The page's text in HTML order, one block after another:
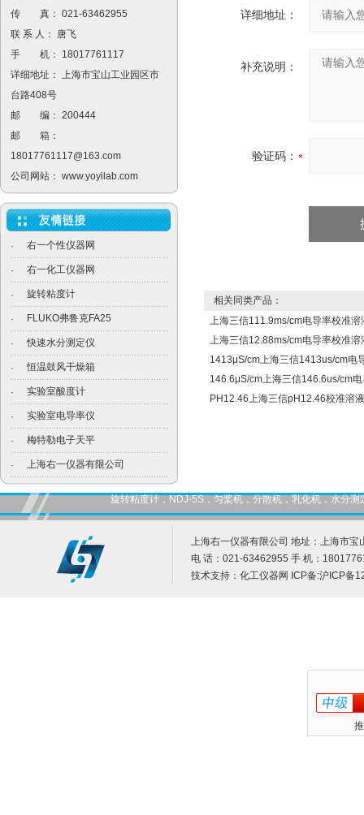
传 真： 021-63462955
联 系 人： 唐飞
手 机： 18017761117
详细地址： 上海市宝山工业园区市
台路408号
邮 编： 200444
邮 箱：
18017761117@163.com
公司网站： www.yoyilab.com
· 右一个性仪器网
· 右一化工仪器网
· 旋转粘度计
· FLUKO弗鲁克FA25
· 快速水分测定仪
· 恒温鼓风干燥箱
· 实验室酸度计
· 实验室电导率仪
· 梅特勒电子天平
· 上海右一仪器有限公司
详细地址：
补充说明：
验证码：
相关同类产品：
上海三信111.9ms/cm电导率校准溶
上海三信12.88ms/cm电导率校准溶
1413μS/cm上海三信1413us/cm电
146.6μS/cm上海三信146.6us/cm
PH12.46上海三信pH12.46校准溶
旋转粘度计，NDJ-5S，匀桨机，分散机，乳化机，水分
上海右一仪器有限公司 地址：上海市宝
电 话：021-63462955 手 机：
技术支持： 化工仪器网 ICP备:沪ICP备